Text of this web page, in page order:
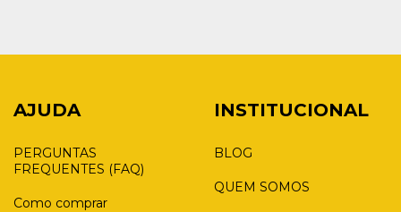
AJUDA
PERGUNTAS
FREQUENTES (FAQ)
Como comprar
INSTITUCIONAL
BLOG
QUEM SOMOS